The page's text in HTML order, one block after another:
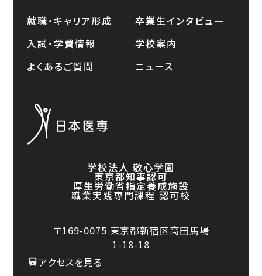
学校法人 敬心学園
東京都知事認可
厚生労働省指定養成施設
職業実践専門課程 認可校
〒169-0075 東京都新宿区高田馬場
1-18-18
アクセスを見る
就職・キャリア形成
卒業生インタビュー
入試・学費情報
学校案内
よくあるご質問
ニュース